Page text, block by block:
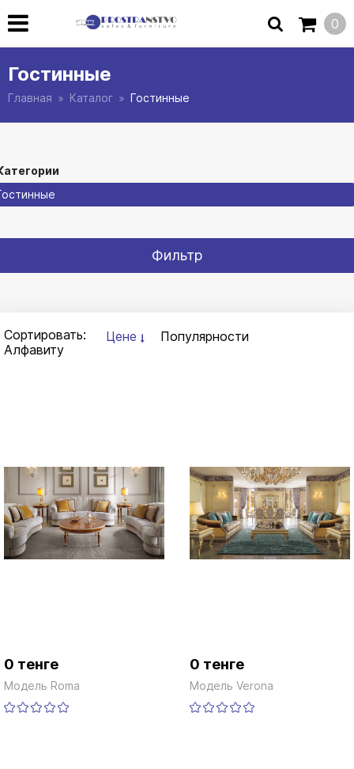
0
Гостинные
Главная Каталог Гостинные
Фильтр
Сортировать: Цене
Популярности
Алфавиту
0 тенге
Модель Roma
0 тенге
Модель Verona